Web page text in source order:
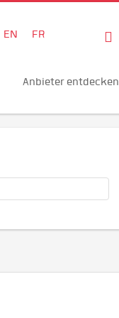
EN FR
Anbieter entdecken